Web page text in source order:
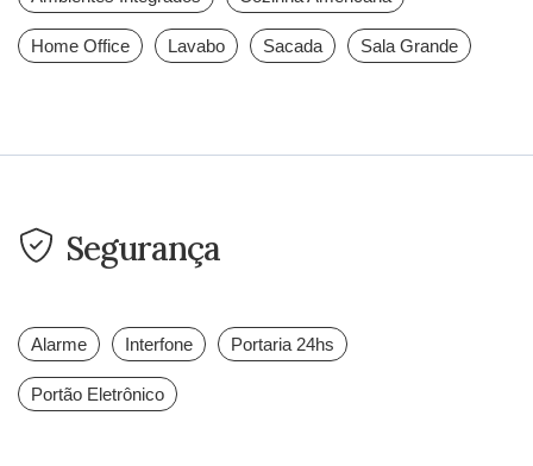
Home Office Lavabo Sacada Sala Grande
Segurança
Alarme Interfone Portaria 24hs
Portão Eletrônico